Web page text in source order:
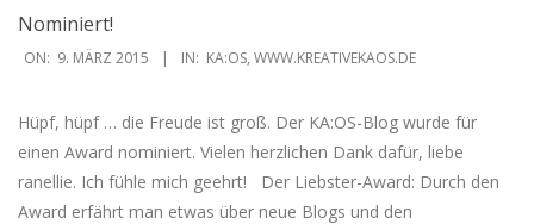
Nominiert!
2015-
ON: 9. MÄRZ 2015 IN: KA:OS, WWW.KREATIVEKAOS.DE
Hüpf, hüpf … die Freude ist groß. Der KA:OS-Blog wurde für
einen Award nominiert. Vielen herzlichen Dank dafür, liebe
ranellie. Ich fühle mich geehrt! Der Liebster-Award: Durch den
Award erfährt man etwas über neue Blogs und den